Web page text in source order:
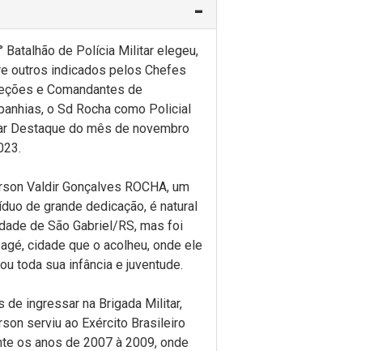
Batalhão de Polícia Militar elegeu,
outros indicados pelos Chefes
e Comandantes de
o Sd Rocha como Policial
Destaque do mês de novembro
Valdir Gonçalves ROCHA, um
de grande dedicação, é natural
de São Gabriel/RS, mas foi
cidade que o acolheu, onde ele
toda sua infância e juventude.
de ingressar na Brigada Militar,
serviu ao Exército Brasileiro
os anos de 2007 à 2009, onde